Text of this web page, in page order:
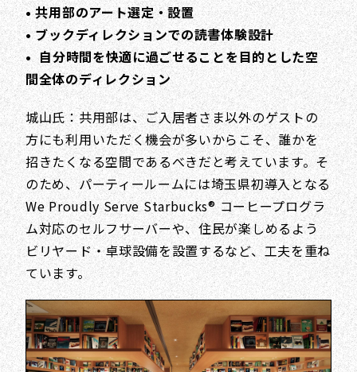
• 共用部のアート選定・設置
• ブックディレクションでの読書体験設計
• 自分時間を快適に過ごせることを目的とした空
間全体のディレクション
城山氏：共用部は、ご入居者さま以外のゲストの
方にも利用いただく機会が多いからこそ、誰かを
招きたくなる空間であるべきだと考えています。そ
のため、パーティールームには埼玉県初導入となる
We Proudly Serve Starbucks® コーヒープログラ
ム対応のセルフサーバーや、住民が楽しめるよう
ビリヤード・卓球設備を設置するなど、工夫を重ね
ています。